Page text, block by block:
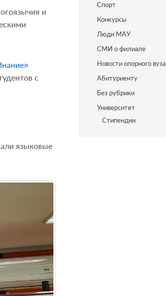
и
с
языковые
Спорт
Конкурсы
Люди МАУ
СМИ о филиале
Новости опорного вуза
Абитуриенту
Без рубрики
Университет
Стипендии